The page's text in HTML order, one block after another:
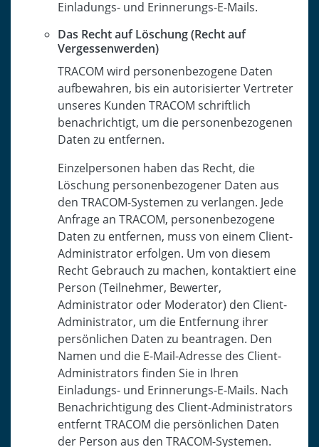
Einladungs- und Erinnerungs-E-Mails.
Das Recht auf Löschung (Recht auf
Vergessenwerden)
TRACOM wird personenbezogene Daten
aufbewahren, bis ein autorisierter Vertreter
unseres Kunden TRACOM schriftlich
benachrichtigt, um die personenbezogenen
Daten zu entfernen.
Einzelpersonen haben das Recht, die
Löschung personenbezogener Daten aus
den TRACOM-Systemen zu verlangen. Jede
Anfrage an TRACOM, personenbezogene
Daten zu entfernen, muss von einem Client-
Administrator erfolgen. Um von diesem
Recht Gebrauch zu machen, kontaktiert eine
Person (Teilnehmer, Bewerter,
Administrator oder Moderator) den Client-
Administrator, um die Entfernung ihrer
persönlichen Daten zu beantragen. Den
Namen und die E-Mail-Adresse des Client-
Administrators finden Sie in Ihren
Einladungs- und Erinnerungs-E-Mails. Nach
Benachrichtigung des Client-Administrators
entfernt TRACOM die persönlichen Daten
der Person aus den TRACOM-Systemen.